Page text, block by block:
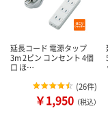
延長コード 電源タップ
3m 2ピン コンセント 4個
口 ほ…
(26件)
￥1,950 （税込）